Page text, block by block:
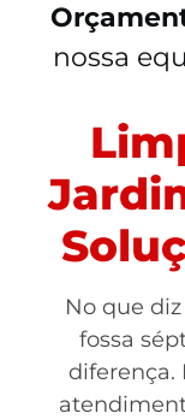
nossa
No que
fossa
diferença.